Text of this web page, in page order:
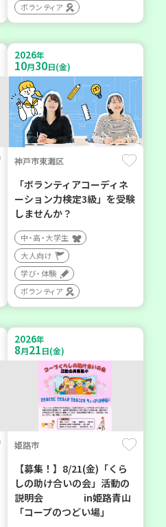
ボランティア
2026年
10月30日(金)
神戸市東灘区
「ボランティアコーディネ
ーション力検定3級」を受験
しませんか？
中・高・大学生
大人向け
学び・体験
ボランティア
2026年
8月21日(金)
姫路市
【募集！】8/21(金)「くら
しの助け合いの会」活動の
説明会 in姫路青山
「コープのつどい場」